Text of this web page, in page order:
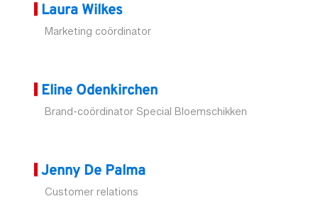
Laura Wilkes
Marketing coördinator
Eline Odenkirchen
Brand-coördinator Special Bloemschikken
Jenny De Palma
Customer relations